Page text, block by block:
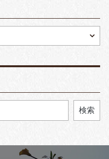
検索